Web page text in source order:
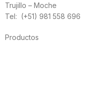
Trujillo – Moche
Tel: (+51) 981 558 696
Productos